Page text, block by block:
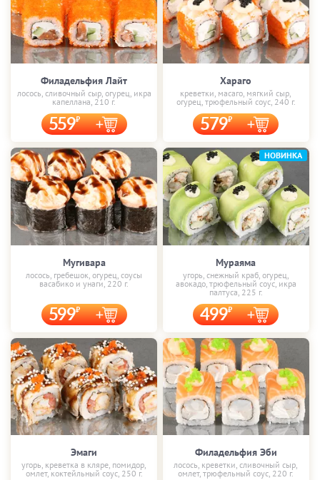
Филадельфия Лайт
лосось, сливочный сыр, огурец, икра
капеллана, 210 г.
559
Хараго
креветки, масаго, мягкий сыр,
огурец, трюфельный соус, 240 г.
579
Мугивара
лосось, гребешок, огурец, соусы
васабико и унаги, 220 г.
599
Мураяма
угорь, снежный краб, огурец,
авокадо, трюфельный соус, икра
палтуса, 225 г.
499
НОВИНКА
Эмаги
угорь, креветка в кляре, помидор,
омлет, коктейльный соус, 250 г.
Филадельфия Эби
лосось, креветки, сливочный сыр,
омлет, трюфельный соус, 220 г.